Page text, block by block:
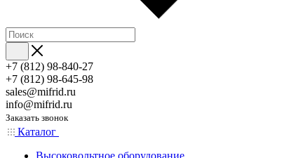
+7 (812) 98-840-27
+7 (812) 98-645-98
sales@mifrid.ru
info@mifrid.ru
Заказать звонок
Каталог
Высоковольтное оборудование